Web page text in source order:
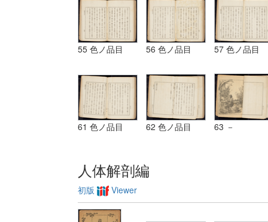
55 色ノ品目 56 色ノ品目 57 色ノ品目
61 色ノ品目 62 色ノ品目 63 －
人体解剖編
初版 Viewer